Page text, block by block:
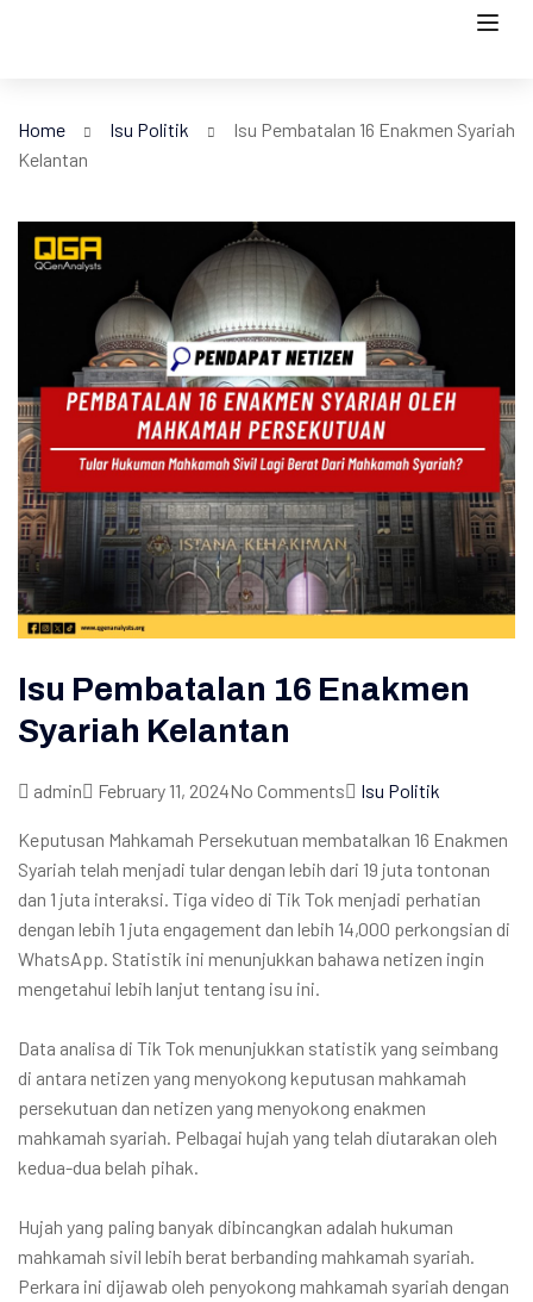
Home Isu Politik
Isu Pembatalan 16 Enakmen Syariah
Kelantan
Isu Pembatalan 16 Enakmen
Syariah Kelantan
admin February 11, 2024No Comments Isu Politik
Keputusan Mahkamah Persekutuan membatalkan 16 Enakmen
Syariah telah menjadi tular dengan lebih dari 19 juta tontonan
dan 1 juta interaksi. Tiga video di Tik Tok menjadi perhatian
dengan lebih 1 juta engagement dan lebih 14,000 perkongsian di
WhatsApp. Statistik ini menunjukkan bahawa netizen ingin
mengetahui lebih lanjut tentang isu ini.
Data analisa di Tik Tok menunjukkan statistik yang seimbang
di antara netizen yang menyokong keputusan mahkamah
persekutuan dan netizen yang menyokong enakmen
mahkamah syariah. Pelbagai hujah yang telah diutarakan oleh
kedua-dua belah pihak.
Hujah yang paling banyak dibincangkan adalah hukuman
mahkamah sivil lebih berat berbanding mahkamah syariah.
Perkara ini dijawab oleh penyokong mahkamah syariah dengan